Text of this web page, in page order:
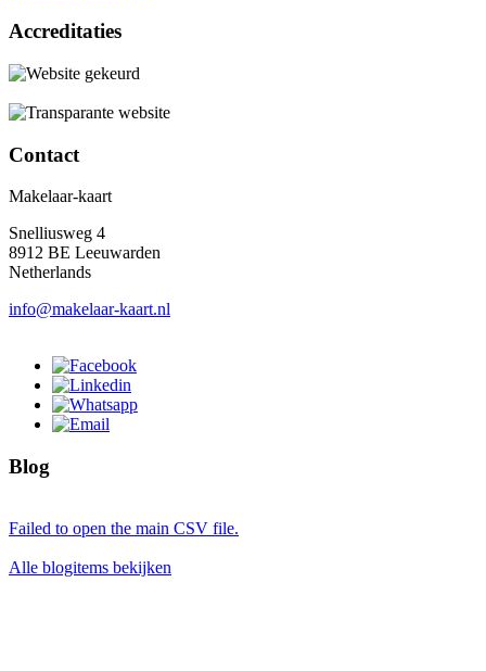
Accreditaties
Contact
Makelaar-kaart
Snelliusweg 4
8912 BE Leeuwarden
Netherlands
info@makelaar-kaart.nl
Blog
Failed to open the main CSV file.
Alle blogitems bekijken